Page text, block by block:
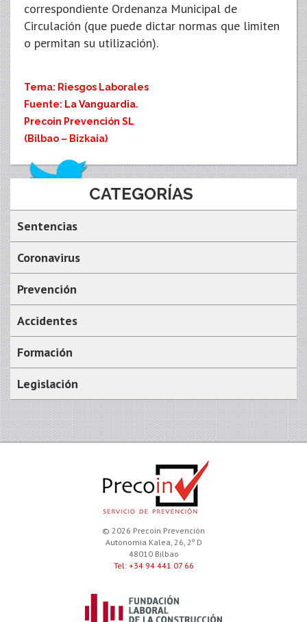
correspondiente Ordenanza Municipal de
Circulación (que puede dictar normas que limiten
o permitan su utilización).
Tema: Riesgos Laborales
Fuente: La Vanguardia.
Precoin Prevención SL
(Bilbao – Bizkaia)
CATEGORÍAS
Sentencias
Coronavirus
Prevención
Accidentes
Formación
Legislación
© 2026 Precoin Prevención
Autonomia Kalea, 26, 2º D
48010 Bilbao
Tel: +34 94 441 07 66